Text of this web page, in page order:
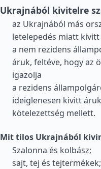
Ukrajnából kivitelre
az Ukrajnából más
letelepedés miatt
a nem rezidens
áruk, feltéve, hogy az
igazolja
a rezidens
ideiglenesen kivitt
kötelezettség mellett.
Mit tilos Ukrajnából
Szalonna és kolbász;
sajt, tej és tejtermékek;